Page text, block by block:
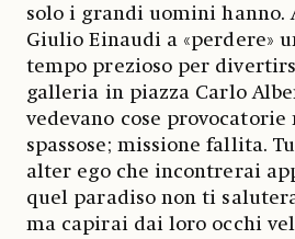
solo i grandi uomini hanno.
Giulio Einaudi a «perdere»
tempo prezioso per
galleria in piazza Carlo
vedevano cose provocatorie
spassose; missione fallita.
alter ego che incontrerai
quel paradiso non ti
ma capirai dai loro occhi